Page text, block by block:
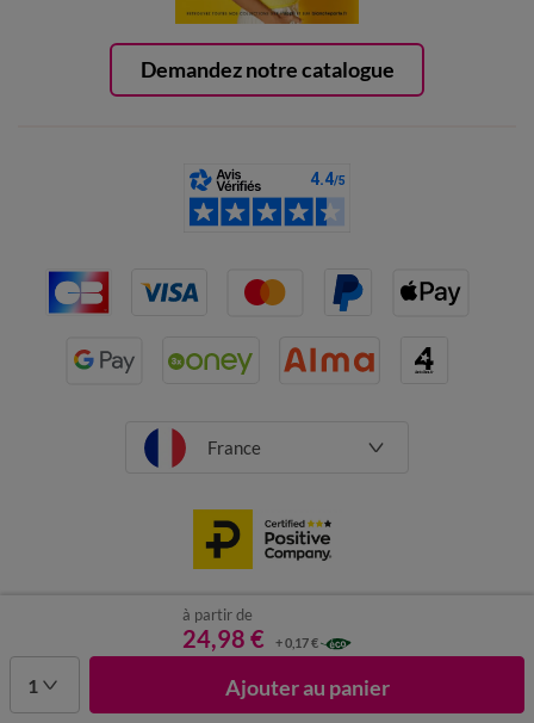
à partir de
24,98 € + 0,17 €
1 Ajouter au panier
Demandez notre catalogue
France
Mentions légales Données personnelles